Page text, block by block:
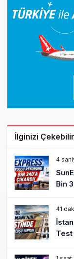
İlginizi Çekebilir
4
Bin
41
Test